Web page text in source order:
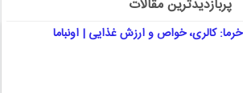
پربازدیدترین مقالات
خرما: کالری، خواص و ارزش غذایی | اونباما